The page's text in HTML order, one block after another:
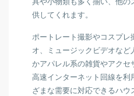
供してくれます。
ポートレート撮影やコスプレ
オ、ミュージックビデオなど
かアパレル系の雑貨やアクセ
高速インターネット回線を利
ざまな需要に対応できるハウ